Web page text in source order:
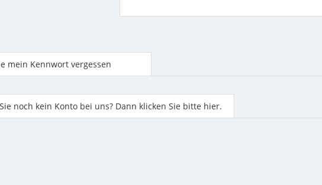
mein Kennwort vergessen
noch kein Konto bei uns? Dann klicken Sie bitte hier.